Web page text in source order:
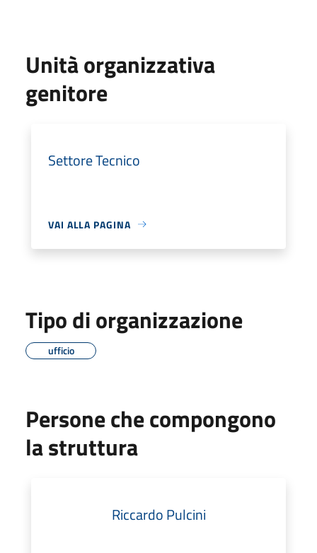
Unità organizzativa
genitore
Settore Tecnico
VAI ALLA PAGINA
Tipo di organizzazione
ufficio
Persone che compongono
la struttura
Riccardo Pulcini